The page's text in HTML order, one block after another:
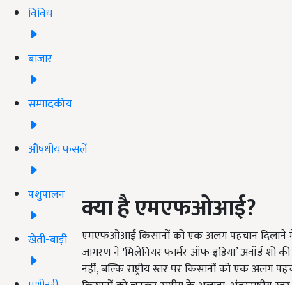
विविध
बाजार
सम्पादकीय
औषधीय फसलें
पशुपालन
खेती-बाड़ी
क्या है एमएफओआई?
एमएफओआई किसानों को एक अलग पहचान दिलाने
जागरण ने 'मिलेनियर फार्मर ऑफ इंडिया’ अवॉर्ड
नहीं, बल्कि राष्ट्रीय स्तर पर किसानों को एक